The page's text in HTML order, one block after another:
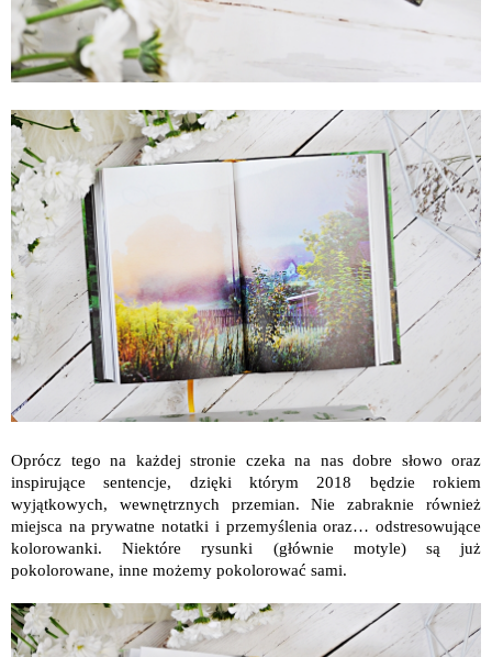
Oprócz tego na każdej stronie czeka na nas dobre słowo oraz
inspirujące sentencje, dzięki którym 2018 będzie rokiem
wyjątkowych, wewnętrznych przemian. Nie zabraknie również
miejsca na prywatne notatki i przemyślenia oraz… odstresowujące
kolorowanki. Niektóre rysunki (głównie motyle) są już
pokolorowane, inne możemy pokolorować sami.